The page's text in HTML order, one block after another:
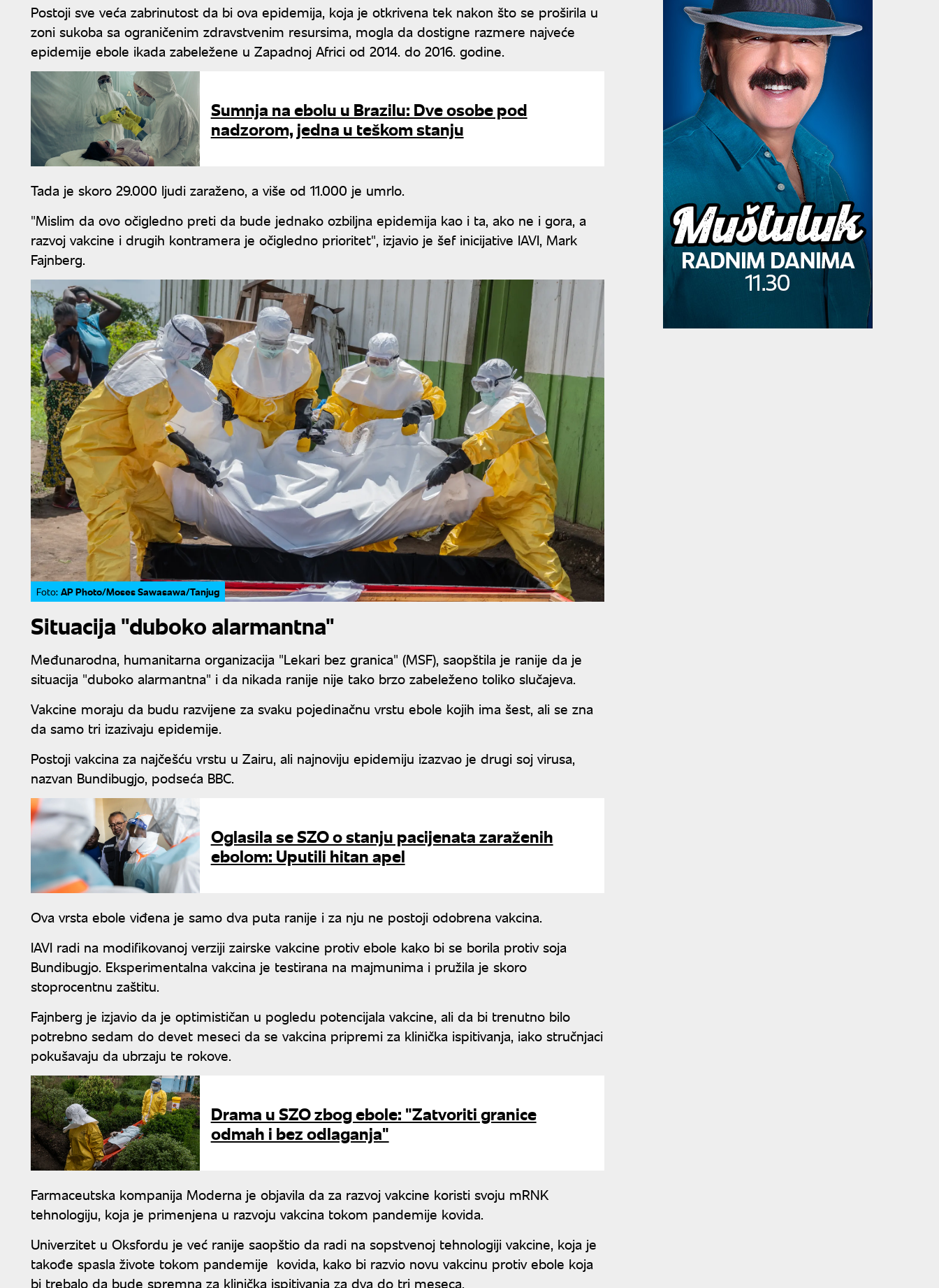
Postoji sve veća zabrinutost da bi ova epidemija, koja je otkrivena tek nakon što se proširila u
zoni sukoba sa ograničenim zdravstvenim resursima, mogla da dostigne razmere najveće
epidemije ebole ikada zabeležene u Zapadnoj Africi od 2014. do 2016. godine.
Sumnja na ebolu u Brazilu: Dve osobe pod
nadzorom, jedna u teškom stanju
Tada je skoro 29.000 ljudi zaraženo, a više od 11.000 je umrlo.
"Mislim da ovo očigledno preti da bude jednako ozbiljna epidemija kao i ta, ako ne i gora, a
razvoj vakcine i drugih kontramera je očigledno prioritet", izjavio je šef inicijative IAVI, Mark
Fajnberg.
Foto: AP Photo/Moses Sawasawa/Tanjug
Situacija "duboko alarmantna"
Međunarodna, humanitarna organizacija "Lekari bez granica" (MSF), saopštila je ranije da je
situacija "duboko alarmantna" i da nikada ranije nije tako brzo zabeleženo toliko slučajeva.
Vakcine moraju da budu razvijene za svaku pojedinačnu vrstu ebole kojih ima šest, ali se zna
da samo tri izazivaju epidemije.
Postoji vakcina za najčešću vrstu u Zairu, ali najnoviju epidemiju izazvao je drugi soj virusa,
nazvan Bundibugjo, podseća BBC.
Oglasila se SZO o stanju pacijenata zaraženih
ebolom: Uputili hitan apel
Ova vrsta ebole viđena je samo dva puta ranije i za nju ne postoji odobrena vakcina.
IAVI radi na modifikovanoj verziji zairske vakcine protiv ebole kako bi se borila protiv soja
Bundibugjo. Eksperimentalna vakcina je testirana na majmunima i pružila je skoro
stoprocentnu zaštitu.
Fajnberg je izjavio da je optimističan u pogledu potencijala vakcine, ali da bi trenutno bilo
potrebno sedam do devet meseci da se vakcina pripremi za klinička ispitivanja, iako stručnjaci
pokušavaju da ubrzaju te rokove.
Drama u SZO zbog ebole: "Zatvoriti granice
odmah i bez odlaganja"
Farmaceutska kompanija Moderna je objavila da za razvoj vakcine koristi svoju mRNK
tehnologiju, koja je primenjena u razvoju vakcina tokom pandemije kovida.
Univerzitet u Oksfordu je već ranije saopštio da radi na sopstvenoj tehnologiji vakcine, koja je
takođe spasla živote tokom pandemije kovida, kako bi razvio novu vakcinu protiv ebole koja
bi trebalo da bude spremna za klinička ispitivanja za dva do tri meseca.